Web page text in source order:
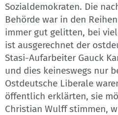
Sozialdemokraten. Die
Behörde war in den
immer gut gelitten, bei
ist ausgerechnet der
Stasi-Aufarbeiter Gauck
und dies keineswegs nur
Ostdeutsche Liberale
öffentlich erklärten, sie
Christian Wulff stimmen,